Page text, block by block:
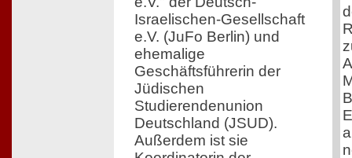
Israelischen-Gesellschaft
e.V. (JuFo Berlin) und
ehemalige
Geschäftsführerin der
Jüdischen
Studierendenunion
Deutschland (JSUD).
Außerdem ist sie